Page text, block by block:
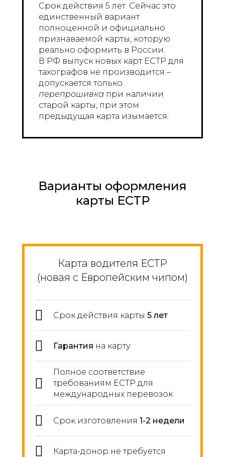
Срок действия 5 лет. Сейчас это
единственный вариант
полноценной и официально
признаваемой карты, которую
реально оформить в России.
В РФ выпуск новых карт ЕСТР для
тахографов не производится –
допускается только
перепрошивка при наличии
старой карты, при этом
предыдущая карта изымается.
Варианты оформления
карты ЕСТР
Карта водителя ЕСТР
(новая с Европейским чипом)
Срок действия карты 5 лет
Гарантия на карту
Полное соответствие
требованиям ЕСТР для
международных перевозок
Срок изготовления 1-2 недели
Карта-донор не требуется